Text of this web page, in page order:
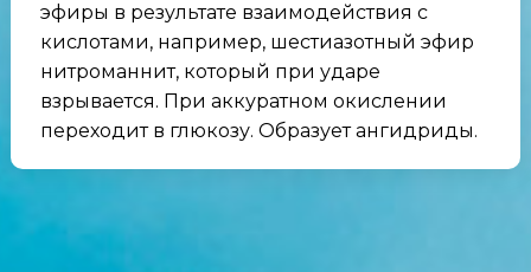
эфиры в результате взаимодействия с
кислотами, например, шестиазотный эфир
нитроманнит, который при ударе
взрывается. При аккуратном окислении
переходит в глюкозу. Образует ангидриды.